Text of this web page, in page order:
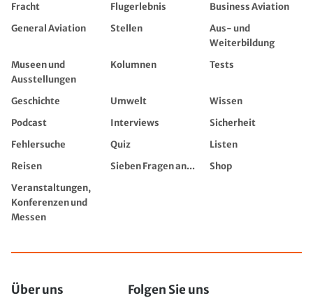
Fracht
Flugerlebnis
Business Aviation
General Aviation
Stellen
Aus- und
Weiterbildung
Museen und
Ausstellungen
Kolumnen Tests
Geschichte Umwelt
Wissen
Podcast
Interviews
Sicherheit
Fehlersuche
Quiz
Listen
Reisen
Sieben Fragen an...
Shop
Veranstaltungen,
Konferenzen und
Messen
Über uns Folgen Sie uns